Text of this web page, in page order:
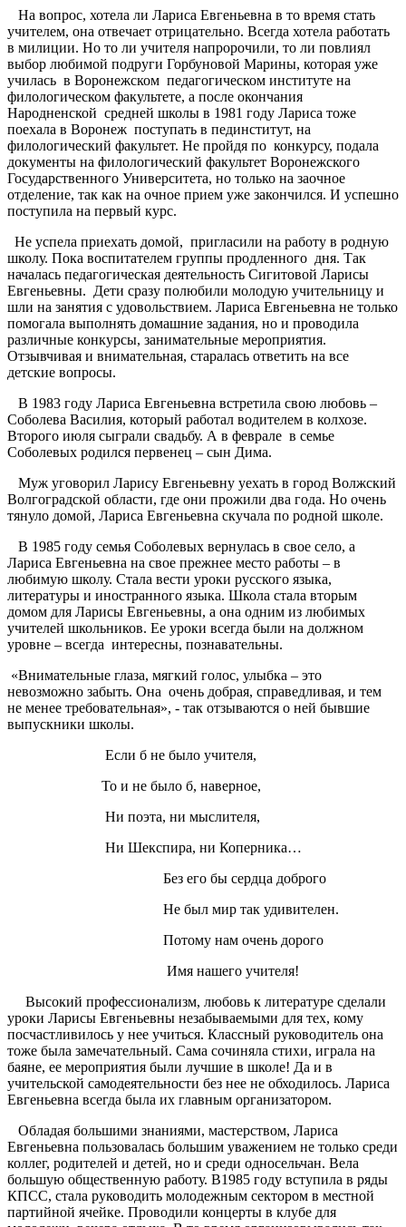
На вопрос, хотела ли Лариса Евгеньевна в то время стать
учителем, она отвечает отрицательно. Всегда хотела работать
в милиции. Но то ли учителя напророчили, то ли повлиял
выбор любимой подруги Горбуновой Марины, которая уже
училась в Воронежском педагогическом институте на
филологическом факультете, а после окончания
Народненской средней школы в 1981 году Лариса тоже
поехала в Воронеж поступать в пединститут, на
филологический факультет. Не пройдя по конкурсу, подала
документы на филологический факультет Воронежского
Государственного Университета, но только на заочное
отделение, так как на очное прием уже закончился. И успешно
поступила на первый курс.
Не успела приехать домой, пригласили на работу в родную
школу. Пока воспитателем группы продленного дня. Так
началась педагогическая деятельность Сигитовой Ларисы
Евгеньевны. Дети сразу полюбили молодую учительницу и
шли на занятия с удовольствием. Лариса Евгеньевна не только
помогала выполнять домашние задания, но и проводила
различные конкурсы, занимательные мероприятия.
Отзывчивая и внимательная, старалась ответить на все
детские вопросы.
В 1983 году Лариса Евгеньевна встретила свою любовь –
Соболева Василия, который работал водителем в колхозе.
Второго июля сыграли свадьбу. А в феврале в семье
Соболевых родился первенец – сын Дима.
Муж уговорил Ларису Евгеньевну уехать в город Волжский
Волгоградской области, где они прожили два года. Но очень
тянуло домой, Лариса Евгеньевна скучала по родной школе.
В 1985 году семья Соболевых вернулась в свое село, а
Лариса Евгеньевна на свое прежнее место работы – в
любимую школу. Стала вести уроки русского языка,
литературы и иностранного языка. Школа стала вторым
домом для Ларисы Евгеньевны, а она одним из любимых
учителей школьников. Ее уроки всегда были на должном
уровне – всегда интересны, познавательны.
«Внимательные глаза, мягкий голос, улыбка – это
невозможно забыть. Она очень добрая, справедливая, и тем
не менее требовательная», - так отзываются о ней бывшие
выпускники школы.
Если б не было учителя,
То и не было б, наверное,
Ни поэта, ни мыслителя,
Ни Шекспира, ни Коперника…
Без его бы сердца доброго
Не был мир так удивителен.
Потому нам очень дорого
Имя нашего учителя!
Высокий профессионализм, любовь к литературе сделали
уроки Ларисы Евгеньевны незабываемыми для тех, кому
посчастливилось у нее учиться. Классный руководитель она
тоже была замечательный. Сама сочиняла стихи, играла на
баяне, ее мероприятия были лучшие в школе! Да и в
учительской самодеятельности без нее не обходилось. Лариса
Евгеньевна всегда была их главным организатором.
Обладая большими знаниями, мастерством, Лариса
Евгеньевна пользовалась большим уважением не только среди
коллег, родителей и детей, но и среди односельчан. Вела
большую общественную работу. В1985 году вступила в ряды
КПСС, стала руководить молодежным сектором в местной
партийной ячейке. Проводили концерты в клубе для